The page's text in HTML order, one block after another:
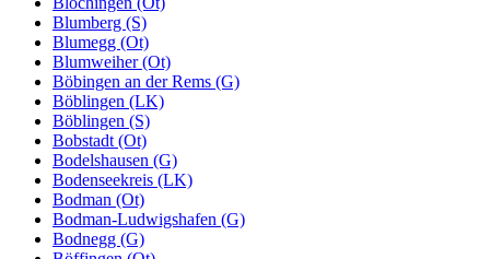
Blumberg (S)
Blumegg (Ot)
Blumweiher (Ot)
Böbingen an der Rems (G)
Böblingen (LK)
Böblingen (S)
Bobstadt (Ot)
Bodelshausen (G)
Bodenseekreis (LK)
Bodman (Ot)
Bodman-Ludwigshafen (G)
Bodnegg (G)